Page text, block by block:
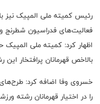
رئیس کمیته ملی المپیک نیز
فعالیت‌های فدراسیون شطرنج
اظهار کرد: کمیته ملی المپیک
بالاخص قهرمانان پرافتخار
خسروی وفا اضافه کرد:
را در اختیار قهرمانان رشته